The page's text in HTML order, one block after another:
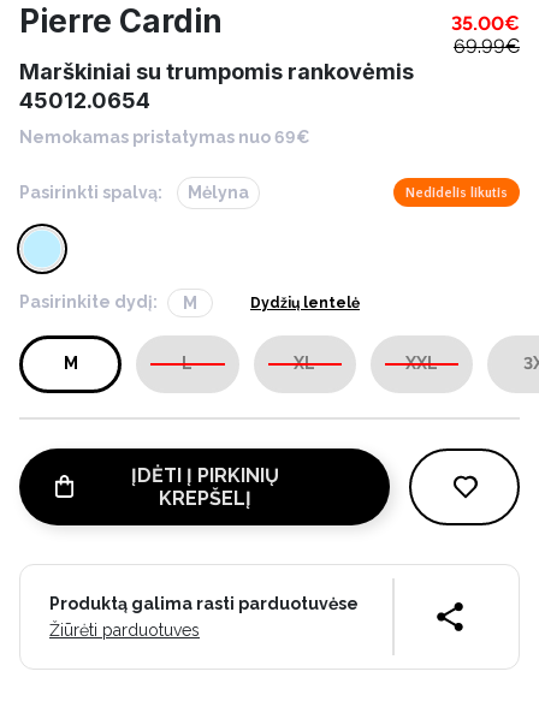
Pierre Cardin 35.00€
69.99€
Marškiniai su trumpomis rankovėmis
45012.0654
Nemokamas pristatymas nuo 69€
Pasirinkti spalvą: Mėlyna Nedidelis likutis
Pasirinkite dydį: M Dydžių lentelė
M L XL XXL
ĮDĖTI Į PIRKINIŲ
KREPŠELĮ
Produktą galima rasti parduotuvėse
Žiūrėti parduotuves